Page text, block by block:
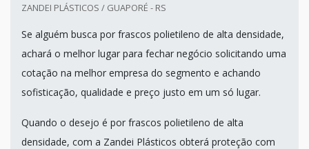
ZANDEI PLÁSTICOS / GUAPORÉ - RS
Se alguém busca por frascos polietileno de alta densidade,
achará o melhor lugar para fechar negócio solicitando uma
cotação na melhor empresa do segmento e achando
sofisticação, qualidade e preço justo em um só lugar.
Quando o desejo é por frascos polietileno de alta
densidade, com a Zandei Plásticos obterá proteção com